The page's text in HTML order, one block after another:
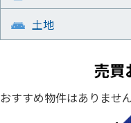
土地
売買
おすすめ物件はありません